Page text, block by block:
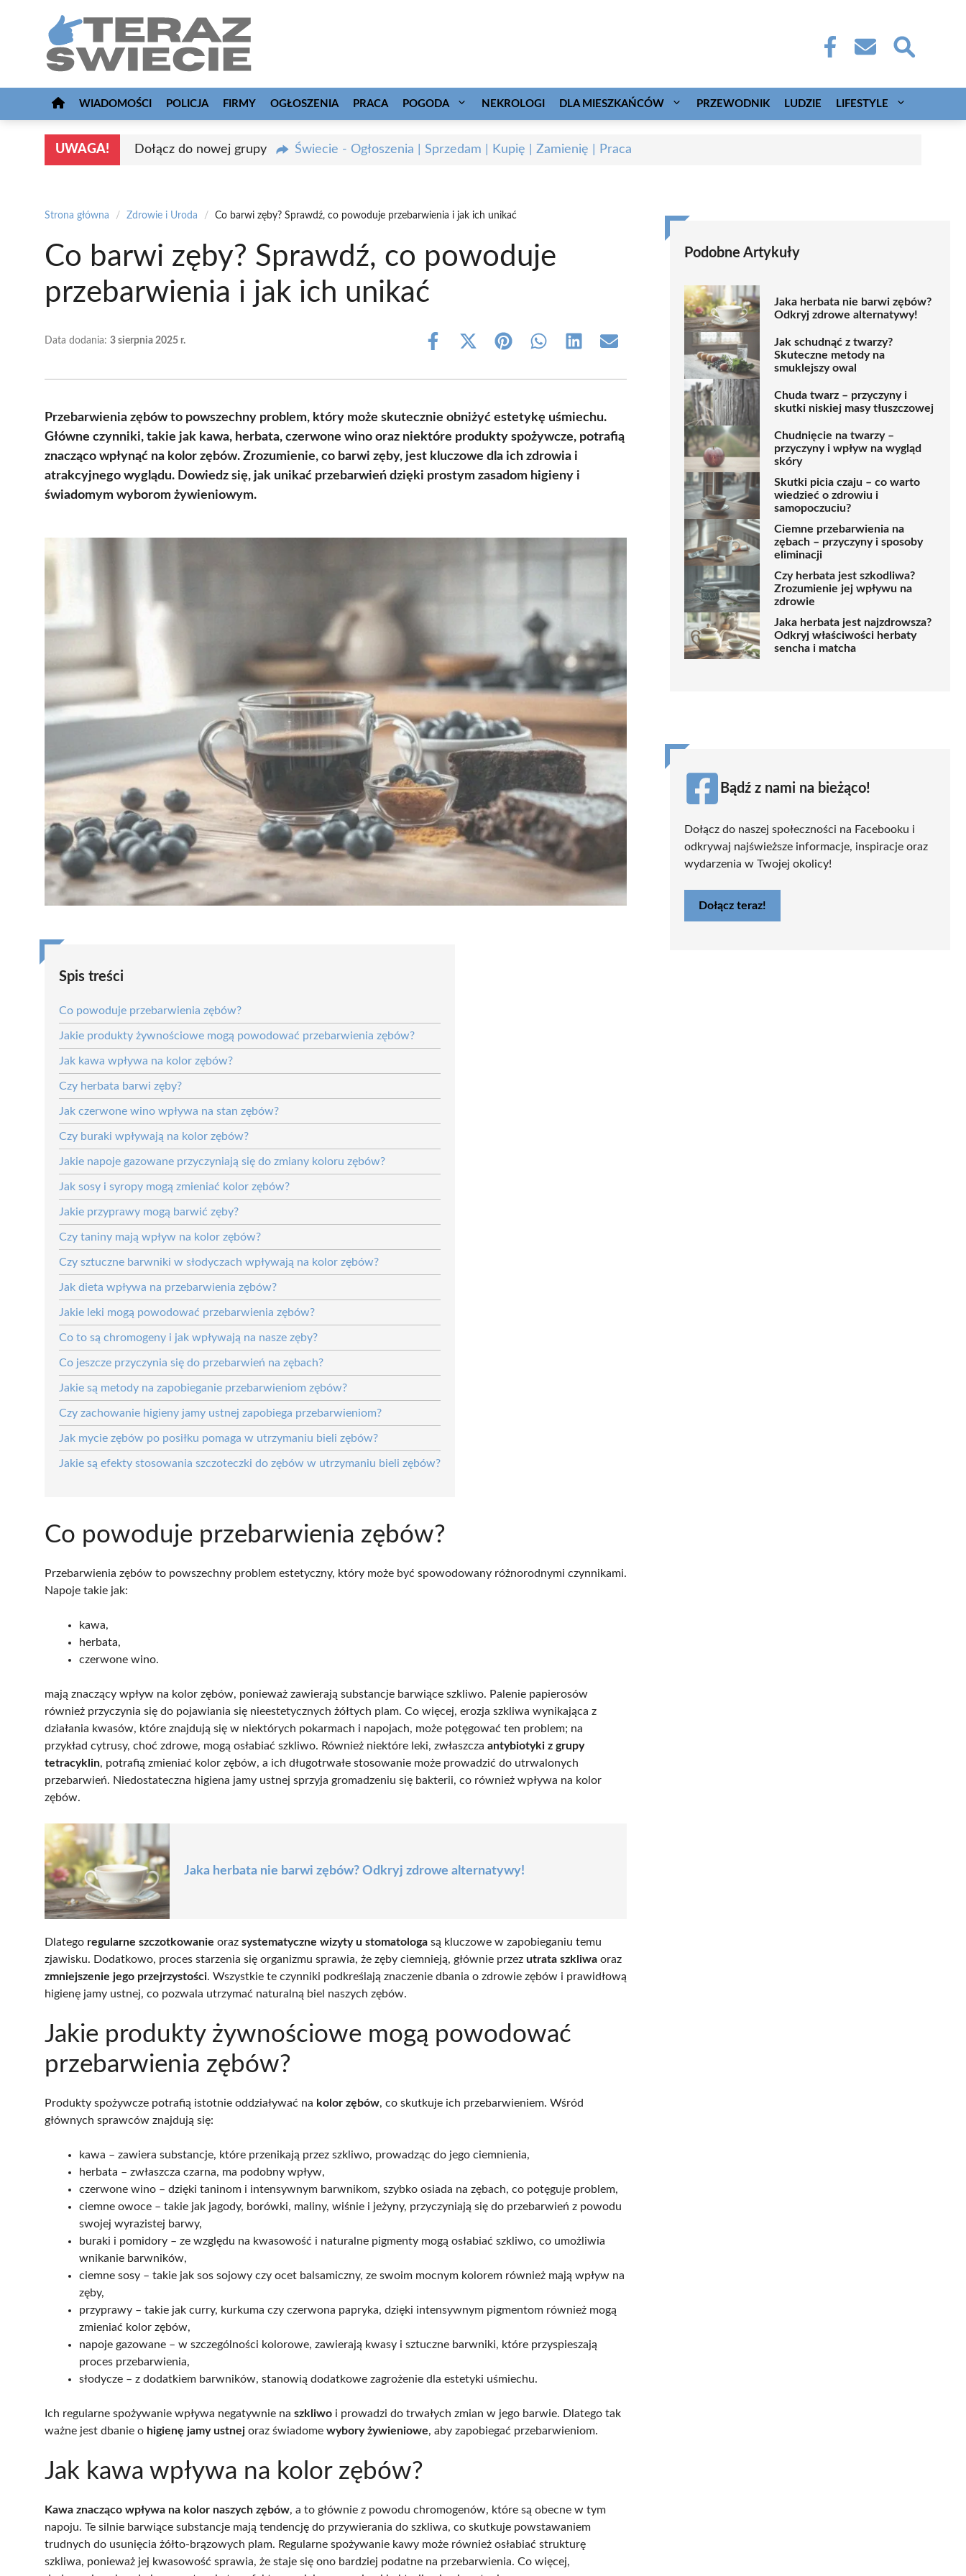
WIADOMOŚCI POLICJA FIRMY OGŁOSZENIA PRACA POGODA NEKROLOGI DLA MIESZKAŃCÓW PRZEWODNIK LUDZIE LIFESTYLE
UWAGA! Dołącz do nowej grupy Świecie - Ogłoszenia | Sprzedam | Kupię | Zamienię | Praca
Strona główna / Zdrowie i Uroda / Co barwi zęby? Sprawdź, co powoduje przebarwienia i jak ich unikać
Co barwi zęby? Sprawdź, co powoduje
przebarwienia i jak ich unikać
Data dodania: 3 sierpnia 2025 r.
Share
Share
(Twitter)
Share Share Share Share
Przebarwienia zębów to powszechny problem, który może skutecznie obniżyć estetykę uśmiechu.
Główne czynniki, takie jak kawa, herbata, czerwone wino oraz niektóre produkty spożywcze, potrafią
znacząco wpłynąć na kolor zębów. Zrozumienie, co barwi zęby, jest kluczowe dla ich zdrowia i
atrakcyjnego wyglądu. Dowiedz się, jak unikać przebarwień dzięki prostym zasadom higieny i
świadomym wyborom żywieniowym.
Spis treści
Co powoduje przebarwienia zębów?
Jakie produkty żywnościowe mogą powodować przebarwienia zębów?
Jak kawa wpływa na kolor zębów?
Czy herbata barwi zęby?
Jak czerwone wino wpływa na stan zębów?
Czy buraki wpływają na kolor zębów?
Jakie napoje gazowane przyczyniają się do zmiany koloru zębów?
Jak sosy i syropy mogą zmieniać kolor zębów?
Jakie przyprawy mogą barwić zęby?
Czy taniny mają wpływ na kolor zębów?
Czy sztuczne barwniki w słodyczach wpływają na kolor zębów?
Jak dieta wpływa na przebarwienia zębów?
Jakie leki mogą powodować przebarwienia zębów?
Co to są chromogeny i jak wpływają na nasze zęby?
Co jeszcze przyczynia się do przebarwień na zębach?
Jakie są metody na zapobieganie przebarwieniom zębów?
Czy zachowanie higieny jamy ustnej zapobiega przebarwieniom?
Jak mycie zębów po posiłku pomaga w utrzymaniu bieli zębów?
Jakie są efekty stosowania szczoteczki do zębów w utrzymaniu bieli zębów?
Co powoduje przebarwienia zębów?
Przebarwienia zębów to powszechny problem estetyczny, który może być spowodowany różnorodnymi czynnikami.
Napoje takie jak:
kawa,
herbata,
czerwone wino.
mają znaczący wpływ na kolor zębów, ponieważ zawierają substancje barwiące szkliwo. Palenie papierosów
również przyczynia się do pojawiania się nieestetycznych żółtych plam. Co więcej, erozja szkliwa wynikająca z
działania kwasów, które znajdują się w niektórych pokarmach i napojach, może potęgować ten problem; na
przykład cytrusy, choć zdrowe, mogą osłabiać szkliwo. Również niektóre leki, zwłaszcza antybiotyki z grupy
tetracyklin, potrafią zmieniać kolor zębów, a ich długotrwałe stosowanie może prowadzić do utrwalonych
przebarwień. Niedostateczna higiena jamy ustnej sprzyja gromadzeniu się bakterii, co również wpływa na kolor
zębów.
Jaka herbata nie barwi zębów? Odkryj zdrowe alternatywy!
Dlatego regularne szczotkowanie oraz systematyczne wizyty u stomatologa są kluczowe w zapobieganiu temu
zjawisku. Dodatkowo, proces starzenia się organizmu sprawia, że zęby ciemnieją, głównie przez utrata szkliwa oraz
zmniejszenie jego przejrzystości. Wszystkie te czynniki podkreślają znaczenie dbania o zdrowie zębów i prawidłową
higienę jamy ustnej, co pozwala utrzymać naturalną biel naszych zębów.
Jakie produkty żywnościowe mogą powodować
przebarwienia zębów?
Produkty spożywcze potrafią istotnie oddziaływać na kolor zębów, co skutkuje ich przebarwieniem. Wśród
głównych sprawców znajdują się:
kawa – zawiera substancje, które przenikają przez szkliwo, prowadząc do jego ciemnienia,
herbata – zwłaszcza czarna, ma podobny wpływ,
czerwone wino – dzięki taninom i intensywnym barwnikom, szybko osiada na zębach, co potęguje problem,
ciemne owoce – takie jak jagody, borówki, maliny, wiśnie i jeżyny, przyczyniają się do przebarwień z powodu
swojej wyrazistej barwy,
buraki i pomidory – ze względu na kwasowość i naturalne pigmenty mogą osłabiać szkliwo, co umożliwia
wnikanie barwników,
ciemne sosy – takie jak sos sojowy czy ocet balsamiczny, ze swoim mocnym kolorem również mają wpływ na
zęby,
przyprawy – takie jak curry, kurkuma czy czerwona papryka, dzięki intensywnym pigmentom również mogą
zmieniać kolor zębów,
napoje gazowane – w szczególności kolorowe, zawierają kwasy i sztuczne barwniki, które przyspieszają
proces przebarwienia,
słodycze – z dodatkiem barwników, stanowią dodatkowe zagrożenie dla estetyki uśmiechu.
Ich regularne spożywanie wpływa negatywnie na szkliwo i prowadzi do trwałych zmian w jego barwie. Dlatego tak
ważne jest dbanie o higienę jamy ustnej oraz świadome wybory żywieniowe, aby zapobiegać przebarwieniom.
Jak kawa wpływa na kolor zębów?
Kawa znacząco wpływa na kolor naszych zębów, a to głównie z powodu chromogenów, które są obecne w tym
napoju. Te silnie barwiące substancje mają tendencję do przywierania do szkliwa, co skutkuje powstawaniem
trudnych do usunięcia żółto-brązowych plam. Regularne spożywanie kawy może również osłabiać strukturę
szkliwa, ponieważ jej kwasowość sprawia, że staje się ono bardziej podatne na przebarwienia. Co więcej,
Podobne Artykuły
Jaka herbata nie barwi zębów?
Odkryj zdrowe alternatywy!
Jak schudnąć z twarzy?
Skuteczne metody na
smuklejszy owal
Chuda twarz – przyczyny i
skutki niskiej masy tłuszczowej
Chudnięcie na twarzy –
przyczyny i wpływ na wygląd
skóry
Skutki picia czaju – co warto
wiedzieć o zdrowiu i
samopoczuciu?
Ciemne przebarwienia na
zębach – przyczyny i sposoby
eliminacji
Czy herbata jest szkodliwa?
Zrozumienie jej wpływu na
zdrowie
Jaka herbata jest najzdrowsza?
Odkryj właściwości herbaty
sencha i matcha
Bądź z nami na bieżąco!
Dołącz do naszej społeczności na Facebooku i
odkrywaj najświeższe informacje, inspiracje oraz
wydarzenia w Twojej okolicy!
Dołącz teraz!